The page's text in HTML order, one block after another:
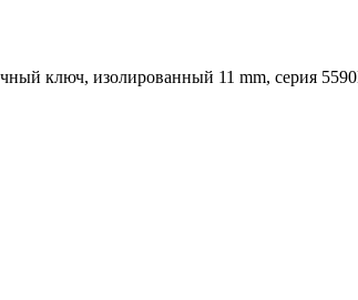
ключ, изолированный 11 mm, серия